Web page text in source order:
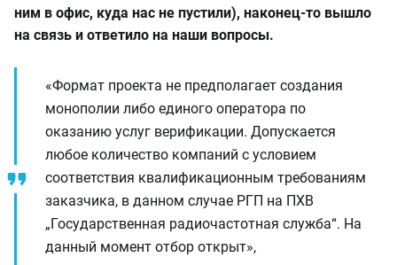
ним в офис, куда нас не пустили), наконец-то вышло
на связь и ответило на наши вопросы.
«Формат проекта не предполагает создания
монополии либо единого оператора по
оказанию услуг верификации. Допускается
любое количество компаний с условием
соответствия квалификационным требованиям
заказчика, в данном случае РГП на ПХВ
„Государственная радиочастотная служба“. На
данный момент отбор открыт»,